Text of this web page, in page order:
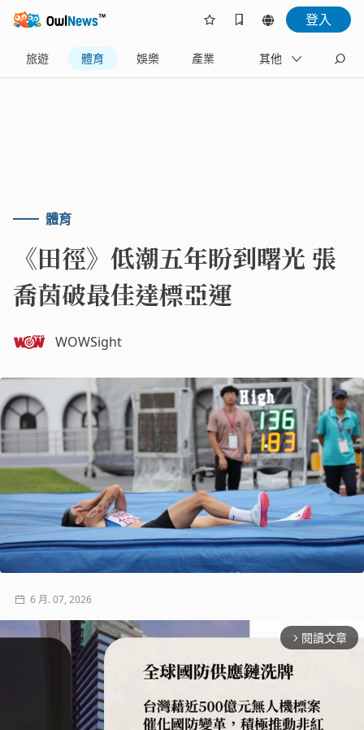
登入
旅遊 體育 娛樂 產業 藝文
其他
體育
《田徑》低潮五年盼到曙光 張
喬茵破最佳達標亞運
WOWSight
6 月. 07, 2026
arrow_forward_ios 閱讀文章